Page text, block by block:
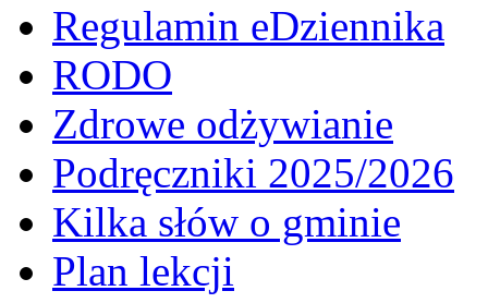
Regulamin eDziennika
RODO
Zdrowe odżywianie
Podręczniki 2025/2026
Kilka słów o gminie
Plan lekcji